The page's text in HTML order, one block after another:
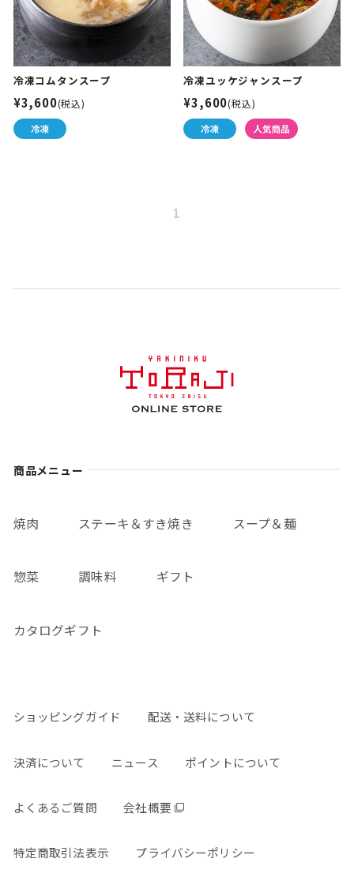
冷凍コムタンスープ
¥3,600(税込)
冷凍ユッケジャンスープ
¥3,600(税込)
1
商品メニュー
焼肉 ステーキ＆すき焼き スープ＆麺
惣菜 調味料 ギフト
カタログギフト
ショッピングガイド 配送・送料について
決済について ニュース ポイントについて
よくあるご質問 会社概要
特定商取引法表示 プライバシーポリシー